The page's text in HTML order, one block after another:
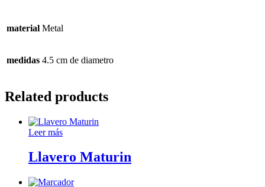
material Metal
medidas 4.5 cm de diametro
Related products
Leer más
Llavero Maturin